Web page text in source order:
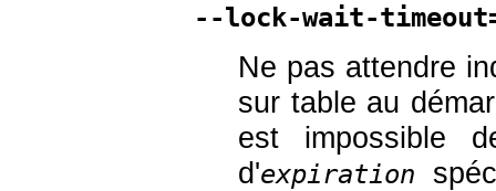
--lock-wait-
Ne pas attendre
sur table au
est impossible
d'expiration